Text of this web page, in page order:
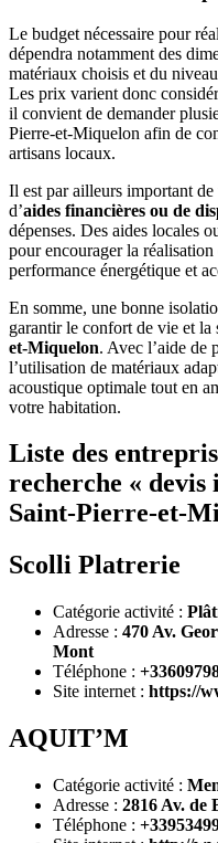
Le budget nécessaire pour
dépendra notamment des
matériaux choisis et du
Les prix varient donc
il convient de demander
Pierre-et-Miquelon afin de
artisans locaux.
Il est par ailleurs important
d’aides financières ou de
dépenses. Des aides locales
pour encourager la
performance énergétique et
En somme, une bonne
garantir le confort de vie et la
et-Miquelon. Avec l’aide de
l’utilisation de matériaux
acoustique optimale tout en
votre habitation.
Liste des
recherche « devis
Saint-Pierre-et-
Scolli Platrerie
Catégorie activité :
Adresse : 470 Av.
Mont
Téléphone :
Site internet : https://
AQUIT’M
Catégorie activité :
Adresse : 2816 Av. de
Téléphone :